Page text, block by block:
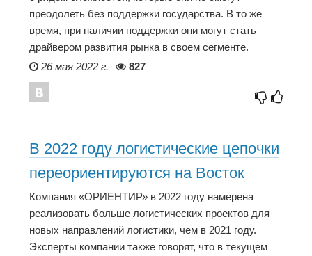
преодолеть без поддержки государства. В то же
время, при наличии поддержки они могут стать
драйвером развития рынка в своем сегменте.
26 мая 2022 г.
827
В 2022 году логистические цепочки
переориентируются на Восток
Компания «ОРИЕНТИР» в 2022 году намерена
реализовать больше логистических проектов для
новых направлений логистики, чем в 2021 году.
Эксперты компании также говорят, что в текущем